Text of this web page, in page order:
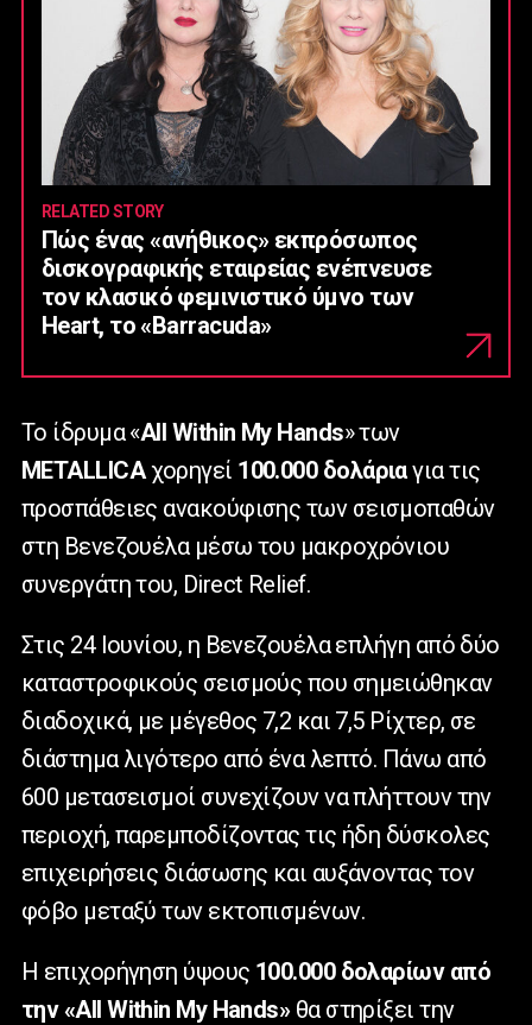
RELATED STORY
Πώς ένας «ανήθικος» εκπρόσωπος
δισκογραφικής εταιρείας ενέπνευσε
τον κλασικό φεμινιστικό ύμνο των
Heart, το «Barracuda»
Το ίδρυμα «All Within My Hands» των
METALLICAχορηγεί 100.000 δολάριαγια τις
προσπάθειες ανακούφισης των σεισμοπαθών
στη Βενεζουέλα μέσω του μακροχρόνιου
συνεργάτη του, Direct Relief.
Στις 24 Ιουνίου, η Βενεζουέλα επλήγη από δύο
καταστροφικούς σεισμούς που σημειώθηκαν
διαδοχικά, με μέγεθος 7,2 και 7,5 Ρίχτερ, σε
διάστημα λιγότερο από ένα λεπτό. Πάνω από
600 μετασεισμοί συνεχίζουν να πλήττουν την
περιοχή, παρεμποδίζοντας τις ήδη δύσκολες
επιχειρήσεις διάσωσης και αυξάνοντας τον
φόβο μεταξύ των εκτοπισμένων.
Η επιχορήγηση ύψους 100.000 δολαρίων από
την «All Within My Hands»θα στηρίξει την